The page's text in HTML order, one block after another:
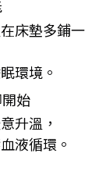
床墊多鋪一
環境。
始
升溫，
液循環。